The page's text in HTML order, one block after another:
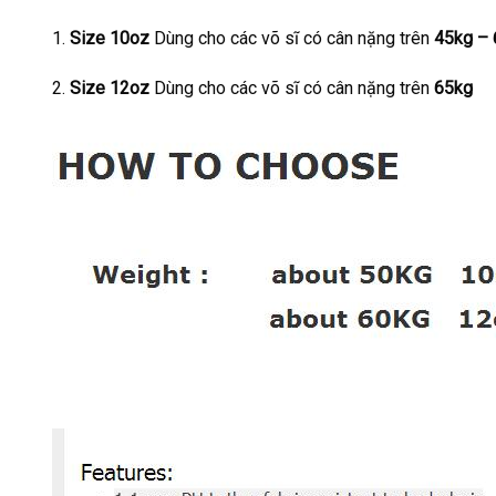
1. Size 10oz Dùng cho các võ sĩ có cân nặng trên 45kg –
2. Size 12oz Dùng cho các võ sĩ có cân nặng trên 65kg